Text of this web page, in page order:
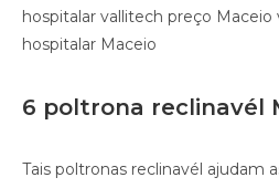
hospitalar vallitech preço
hospitalar Maceio
6 poltrona reclinavél
Tais poltronas reclinavél ajudam